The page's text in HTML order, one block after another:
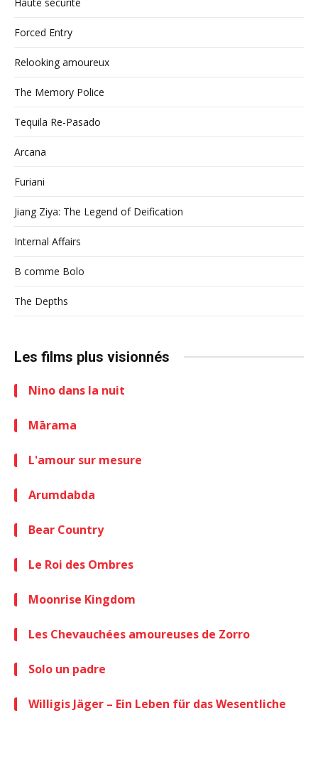
Forced Entry
Relooking amoureux
The Memory Police
Tequila Re-Pasado
Arcana
Furiani
Jiang Ziya: The Legend of Deification
Internal Affairs
B comme Bolo
The Depths
Les films plus visionnés
Nino dans la nuit
Mārama
L'amour sur mesure
Arumdabda
Bear Country
Le Roi des Ombres
Moonrise Kingdom
Les Chevauchées amoureuses de Zorro
Solo un padre
Willigis Jäger – Ein Leben für das Wesentliche